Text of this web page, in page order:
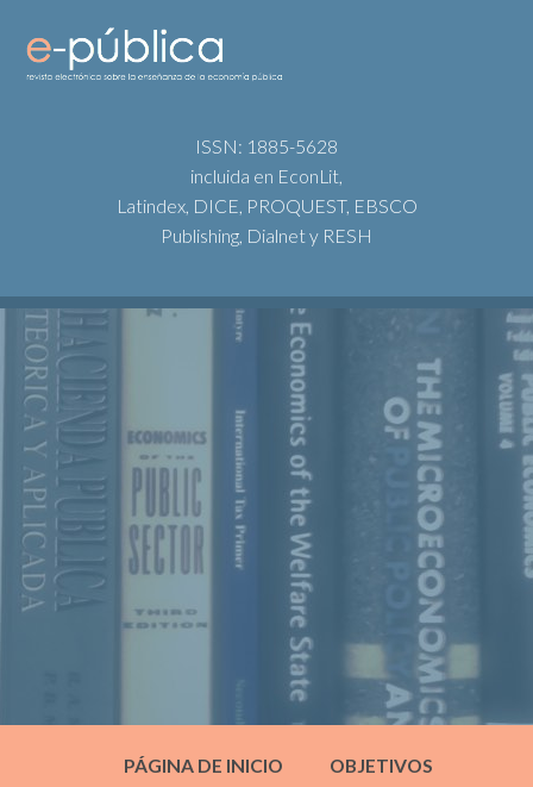
ISSN: 1885-5628
incluida en EconLit,
Latindex, DICE, PROQUEST, EBSCO
Publishing, Dialnet y RESH
PÁGINA DE INICIO OBJETIVOS